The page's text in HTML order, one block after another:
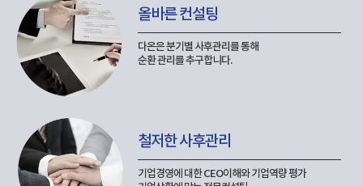
올바른 컨설팅
다온은 분기별 사후관리를 통해
순환 관리를 추구합니다.
철저한 사후관리
기업경영에 대한 CEO이해와 기업역량 평가